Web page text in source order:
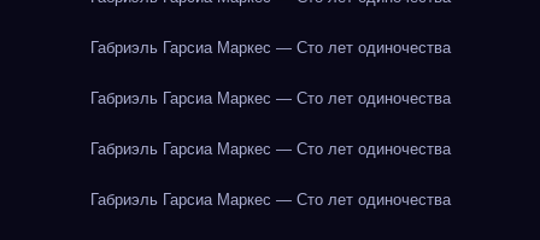
Габриэль Гарсиа Маркес — Сто лет одиночества
Габриэль Гарсиа Маркес — Сто лет одиночества
Габриэль Гарсиа Маркес — Сто лет одиночества
Габриэль Гарсиа Маркес — Сто лет одиночества